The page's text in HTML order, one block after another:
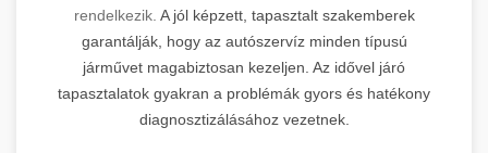
rendelkezik. A jól képzett, tapasztalt szakemberek
garantálják, hogy az autószervíz minden típusú
járművet magabiztosan kezeljen. Az idővel járó
tapasztalatok gyakran a problémák gyors és hatékony
diagnosztizálásához vezetnek.